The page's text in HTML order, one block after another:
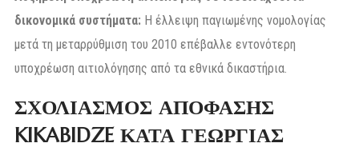
δικονομικά συστήματα: Η έλλειψη παγιωμένης νομολογίας
μετά τη μεταρρύθμιση του 2010 επέβαλλε εντονότερη
υποχρέωση αιτιολόγησης από τα εθνικά δικαστήρια.
ΣΧΟΛΙΑΣΜΟΣ ΑΠΟΦΑΣΗΣ
KIKABIDZE ΚΑΤΑ ΓΕΩΡΓΙΑΣ